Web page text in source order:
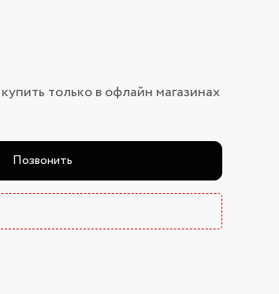
только в офлайн магазинах
Позвонить